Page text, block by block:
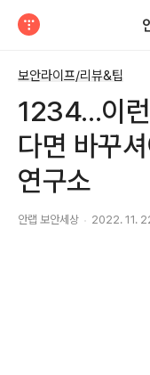
보안라이프/리뷰&팁
1234...이
다면 바꾸
연구소
안랩 보안세상 2022. 11.